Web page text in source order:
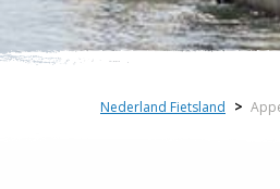
Nederland Fietsland >